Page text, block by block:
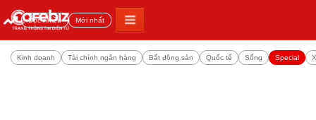
Đọc nhiều Mới nhất
Kinh doanh Tài chính ngân hàng Bất động sản Quốc tế Sống Special